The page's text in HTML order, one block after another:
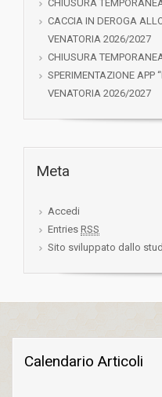
CHIUSURA
CACCIA IN DEROGA
VENATORIA 2026/2027
CHIUSURA
SPERIMENTAZIONE APP
VENATORIA 2026/2027
Meta
Accedi
Entries RSS
Sito sviluppato dallo
Calendario Articoli